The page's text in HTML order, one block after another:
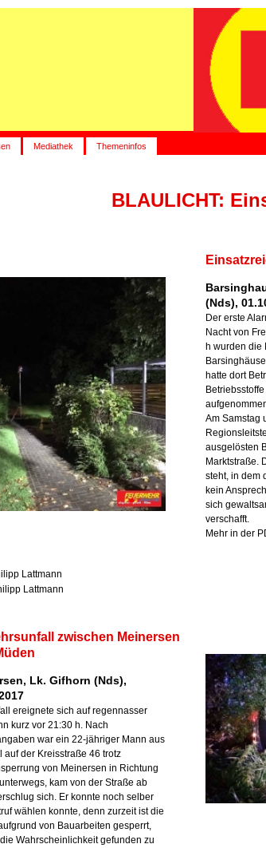
Mediathek Themeninfos
BLAULICHT:
Lattmann
Lattmann
(Nds),
Der erste
Nacht von
h wurden die
hatte dort
Am Samstag
ausgelösten
Marktstraße.
steht, in dem
kein
sich
verschafft.
Mehr in der
zwischen Meinersen
Lk. Gifhorn (Nds),
ereignete sich auf regennasser
kurz vor 21:30 h. Nach
war ein 22-jähriger Mann aus
auf der Kreisstraße 46 trotz
von Meinersen in Richtung
kam von der Straße ab
sich. Er konnte noch selber
wählen konnte, denn zurzeit ist die
von Bauarbeiten gesperrt,
Wahrscheinlichkeit gefunden zu